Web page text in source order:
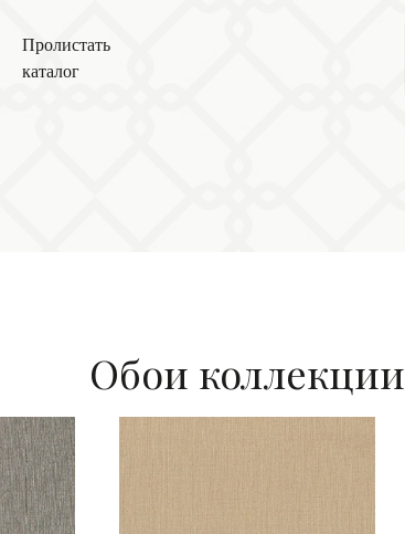
Пролистать
каталог
Обои коллекции